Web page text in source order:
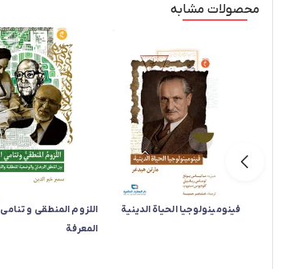
محصولات مشابه
فینومینولوجیا الحیاة الدینیة
اللزوم المنطقی و تنامی
المعرفة